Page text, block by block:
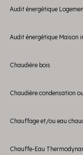
Audit énergétique
Audit énergétique Maison
Chaudière bois
Chaudière condensation
Chauffage et/ou eau
Chauffe-Eau